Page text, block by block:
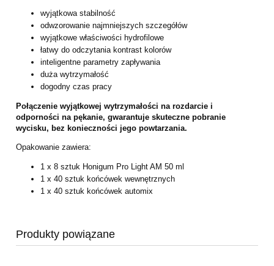
wyjątkowa stabilność
odwzorowanie najmniejszych szczegółów
wyjątkowe właściwości hydrofilowe
łatwy do odczytania kontrast kolorów
inteligentne parametry zapływania
duża wytrzymałość
dogodny czas pracy
Połączenie wyjątkowej wytrzymałości na rozdarcie i
odporności na pękanie, gwarantuje skuteczne pobranie
wycisku, bez konieczności jego powtarzania.
Opakowanie zawiera:
1 x 8 sztuk Honigum Pro Light AM 50 ml
1 x 40 sztuk końcówek wewnętrznych
1 x 40 sztuk końcówek automix
Produkty powiązane